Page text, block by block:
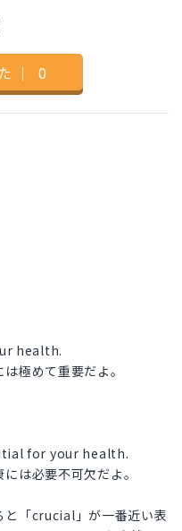
｜ 0
health.
めて重要だよ。
for your health.
必要不可欠だよ。
と「crucial」が一番近い表